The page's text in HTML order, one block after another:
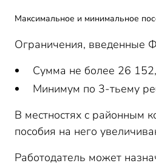
Максимальное и минимальное
Ограничения, введенные
Сумма не более 26
Минимум по 3-тьему
В местностях с районным
пособия на него
Работодатель может